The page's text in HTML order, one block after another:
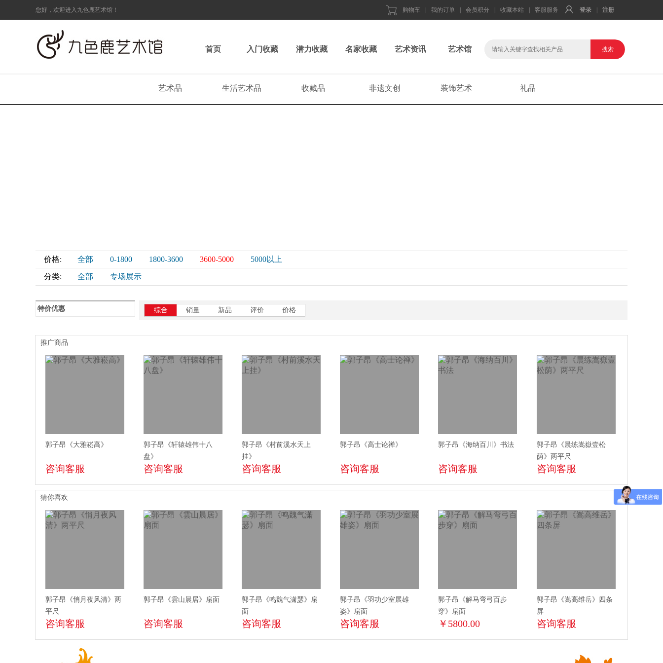
您好，欢迎进入九色鹿艺术馆！ 购物车 我的订单 会员积分 收藏本站 客服服务 登录 注册
首页 入门收藏 潜力收藏 名家收藏 艺术资讯 艺术馆
艺术品 生活艺术品 收藏品 非遗文创 装饰艺术 礼品
价格: 全部 0-1800 1800-3600 3600-5000 5000以上
分类: 全部 专场展示
特价优惠 综合 销量 新品 评价 价格
推广商品
郭子昂《大雅崧高》
咨询客服
郭子昂《轩辕雄伟十八
盘》
咨询客服
郭子昂《村前溪水天上
挂》
咨询客服
郭子昂《高士论禅》
咨询客服
郭子昂《海纳百川》书法
咨询客服
郭子昂《晨练嵩嶽壹松
荫》两平尺
咨询客服
猜你喜欢
郭子昂《悄月夜风清》两
平尺
咨询客服
郭子昂《雲山晨居》扇面
咨询客服
郭子昂《鸣魏气潇瑟》扇
面
咨询客服
郭子昂《羽功少室展雄
姿》扇面
咨询客服
郭子昂《解马弯弓百步
穿》扇面
￥5800.00
郭子昂《嵩高维岳》四条
屏
咨询客服